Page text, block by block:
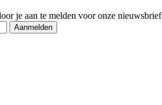
je aan te melden voor onze nieuwsbrief
Aanmelden